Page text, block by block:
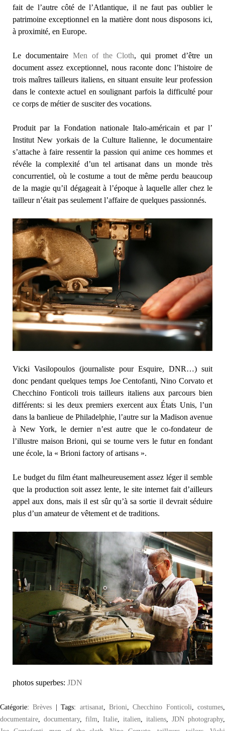
fait de l’autre côté de l’Atlantique, il ne faut pas oublier le
patrimoine exceptionnel en la matière dont nous disposons ici,
à proximité, en Europe.
Le documentaire Men of the Cloth, qui promet d’être un
document assez exceptionnel, nous raconte donc l’histoire de
trois maîtres tailleurs italiens, en situant ensuite leur profession
dans le contexte actuel en soulignant parfois la difficulté pour
ce corps de métier de susciter des vocations.
Produit par la Fondation nationale Italo-américain et par l’
Institut New yorkais de la Culture Italienne, le documentaire
s’attache à faire ressentir la passion qui anime ces hommes et
révéle la complexité d’un tel artisanat dans un monde très
concurrentiel, où le costume a tout de même perdu beaucoup
de la magie qu’il dégageait à l’époque à laquelle aller chez le
tailleur n’était pas seulement l’affaire de quelques passionnés.
Vicki Vasilopoulos (journaliste pour Esquire, DNR…) suit
donc pendant quelques temps Joe Centofanti, Nino Corvato et
Checchino Fonticoli trois tailleurs italiens aux parcours bien
différents: si les deux premiers exercent aux États Unis, l’un
dans la banlieue de Philadelphie, l’autre sur la Madison avenue
à New York, le dernier n’est autre que le co-fondateur de
l’illustre maison Brioni, qui se tourne vers le futur en fondant
une école, la « Brioni factory of artisans ».
Le budget du film étant malheureusement assez léger il semble
que la production soit assez lente, le site internet fait d’ailleurs
appel aux dons, mais il est sûr qu’à sa sortie il devrait séduire
plus d’un amateur de vêtement et de traditions.
photos superbes: JDN
Catégorie:Brèves |Tags: artisanat, Brioni ,Checchino Fonticoli costumes
documentaire
documentary, film Italie italien italiens JDN photography,